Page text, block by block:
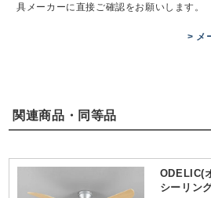
具メーカーに直接ご確認をお願いします。
> メ
関連商品・同等品
ODELIC(
シーリン